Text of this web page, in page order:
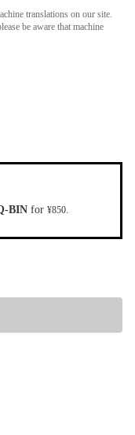
translations on our site.
be aware that machine
BIN for ¥850.